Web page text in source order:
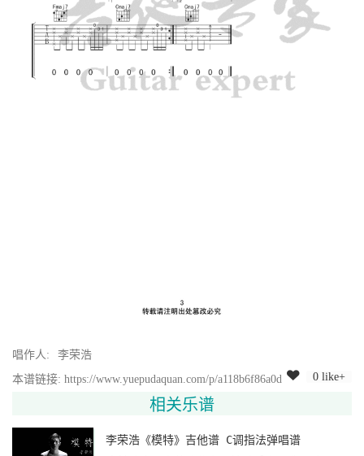
唱作人:
李荣浩
本谱链接: https://www.yuepudaquan.com/p/a118b6f86a0d
0 like+
相关乐谱
李荣浩《模特》吉他谱 C调指法弹唱谱